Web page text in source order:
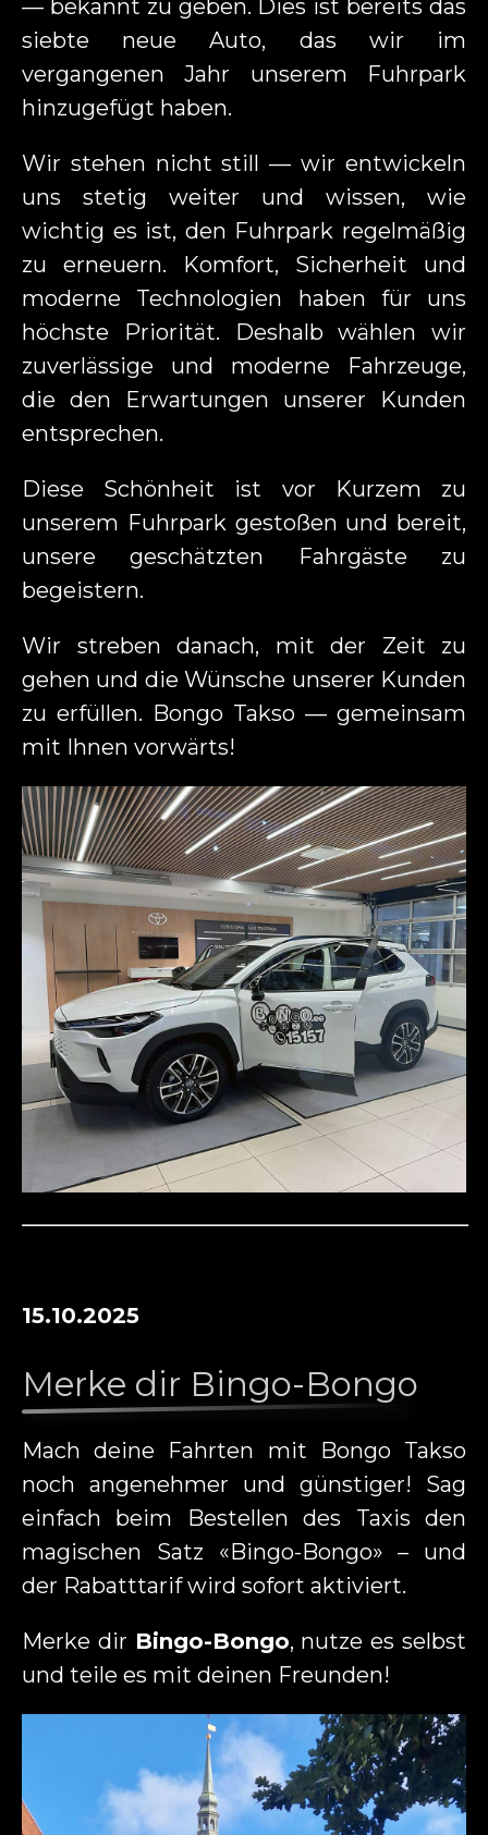
— bekannt zu geben. Dies ist bereits das
siebte neue Auto, das wir im
vergangenen Jahr unserem Fuhrpark
hinzugefügt haben.
Wir stehen nicht still — wir entwickeln
uns stetig weiter und wissen, wie
wichtig es ist, den Fuhrpark regelmäßig
zu erneuern. Komfort, Sicherheit und
moderne Technologien haben für uns
höchste Priorität. Deshalb wählen wir
zuverlässige und moderne Fahrzeuge,
die den Erwartungen unserer Kunden
entsprechen.
Diese Schönheit ist vor Kurzem zu
unserem Fuhrpark gestoßen und bereit,
unsere geschätzten Fahrgäste zu
begeistern.
Wir streben danach, mit der Zeit zu
gehen und die Wünsche unserer Kunden
zu erfüllen. Bongo Takso — gemeinsam
mit Ihnen vorwärts!
15.10.2025
Merke dir Bingo-Bongo
Mach deine Fahrten mit Bongo Takso
noch angenehmer und günstiger! Sag
einfach beim Bestellen des Taxis den
magischen Satz «Bingo-Bongo» – und
der Rabatttarif wird sofort aktiviert.
Merke dir Bingo-Bongo, nutze es selbst
und teile es mit deinen Freunden!